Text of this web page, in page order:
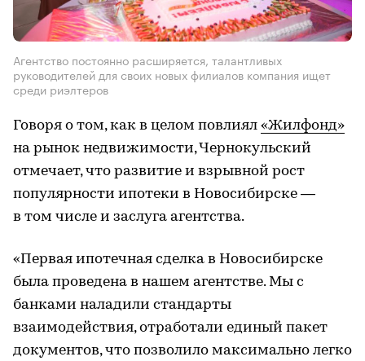
Агентство постоянно расширяется, талантливых
руководителей для своих новых филиалов компания ищет
среди риэлтеров
Говоря о том, как в целом повлиял «Жилфонд»
на рынок недвижимости, Чернокульский
отмечает, что развитие и взрывной рост
популярности ипотеки в Новосибирске —
в том числе и заслуга агентства.
«Первая ипотечная сделка в Новосибирске
была проведена в нашем агентстве. Мы с
банками наладили стандарты
взаимодействия, отработали единый пакет
документов, что позволило максимально легко